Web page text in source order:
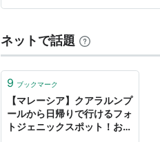
ンク…
ネットで話題
9 ブックマーク
【マレーシア】クアラルンプ
ールから日帰りで行けるフォ
トジェニックスポット！おす